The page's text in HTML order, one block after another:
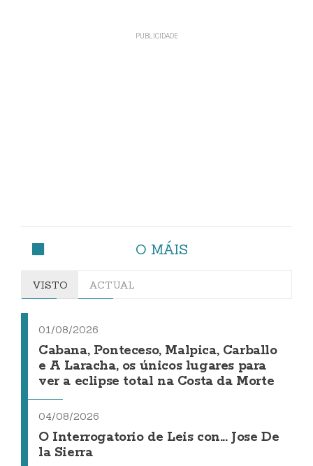
O MÁIS
VISTO ACTUAL
01/08/2026
Cabana, Ponteceso, Malpica, Carballo
e A Laracha, os únicos lugares para
ver a eclipse total na Costa da Morte
04/08/2026
O Interrogatorio de Leis con... Jose De
la Sierra